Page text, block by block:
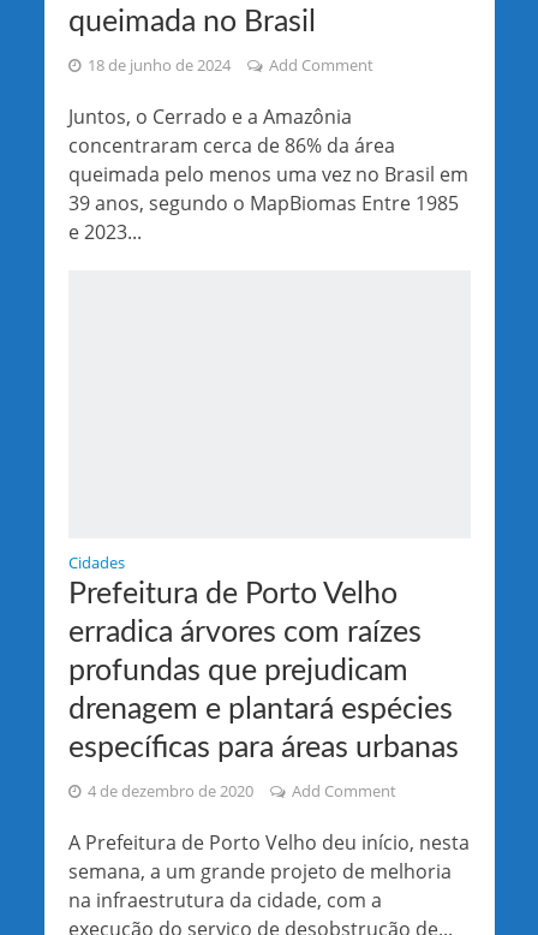
queimada no Brasil
18 de junho de 2024 Add Comment
Juntos, o Cerrado e a Amazônia
concentraram cerca de 86% da área
queimada pelo menos uma vez no Brasil em
39 anos, segundo o MapBiomas Entre 1985
e 2023...
Cidades
Prefeitura de Porto Velho
erradica árvores com raízes
profundas que prejudicam
drenagem e plantará espécies
específicas para áreas urbanas
4 de dezembro de 2020 Add Comment
A Prefeitura de Porto Velho deu início, nesta
semana, a um grande projeto de melhoria
na infraestrutura da cidade, com a
execução do serviço de desobstrução de...